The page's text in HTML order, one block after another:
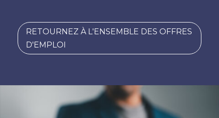
RETOURNEZ À L'ENSEMBLE DES OFFRES
D'EMPLOI